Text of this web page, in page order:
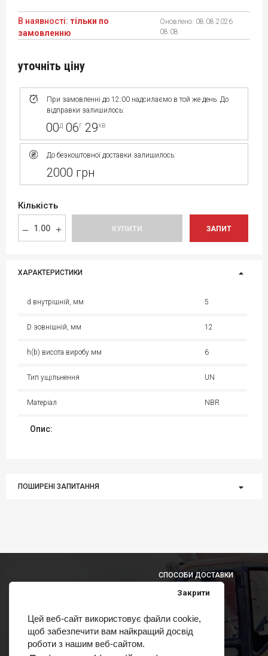
Цей веб-сайт використовує файли cookie,
щоб забезпечити вам найкращий досвід
роботи з нашим веб-сайтом.
Закрити
В наявності: тільки по
замовленню
Оновлено: 08.08.2026
08:08
При замовленні до 12:00 надсилаємо в той же день. До
відправки залишилось:
00д 06г 29хв
До безкоштовної доставки залишилось:
2000 грн
уточніть ціну
Кількість
КУПИТИ ЗАПИТ
ХАРАКТЕРИСТИКИ
d внутрішній, мм 5
D зовнішній, мм 12
h(b) висота виробу мм 6
Тип ущільнення UN
Матеріал NBR
Опис:
ПОШИРЕНІ ЗАПИТАННЯ
СПОСОБИ ДОСТАВКИ
СПОСОБИ ОПЛАТИ